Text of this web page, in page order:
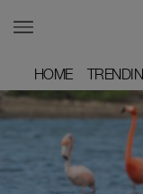
HOME
HOME